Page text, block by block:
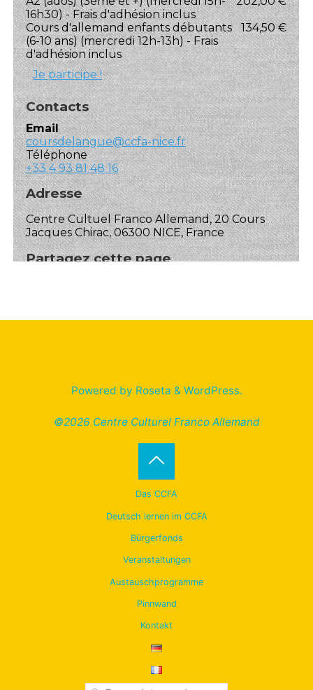
Powered by Roseta & WordPress.
©2026 Centre Culturel Franco Allemand
Das CCFA
Deutsch lernen im CCFA
Bürgerfonds
Veranstaltungen
Austauschprogramme
Pinnwand
Kontakt
Back
to
Top